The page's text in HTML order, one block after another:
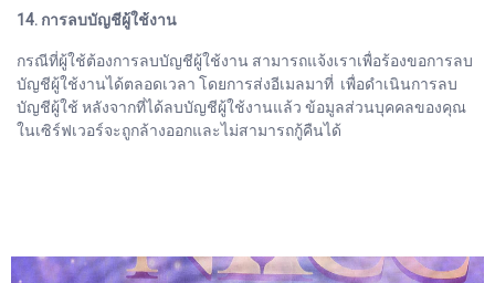
14. การลบบัญชีผู้ใช้งาน
กรณีที่ผู้ใช้ต้องการลบบัญชีผู้ใช้งาน สามารถแจ้งเราเพื่อร้องขอการลบ
บัญชีผู้ใช้งานได้ตลอดเวลา โดยการส่งอีเมลมาที่ เพื่อดำเนินการลบ
บัญชีผู้ใช้ หลังจากที่ได้ลบบัญชีผู้ใช้งานแล้ว ข้อมูลส่วนบุคคลของคุณ
ในเซิร์ฟเวอร์จะถูกล้างออกและไม่สามารถกู้คืนได้